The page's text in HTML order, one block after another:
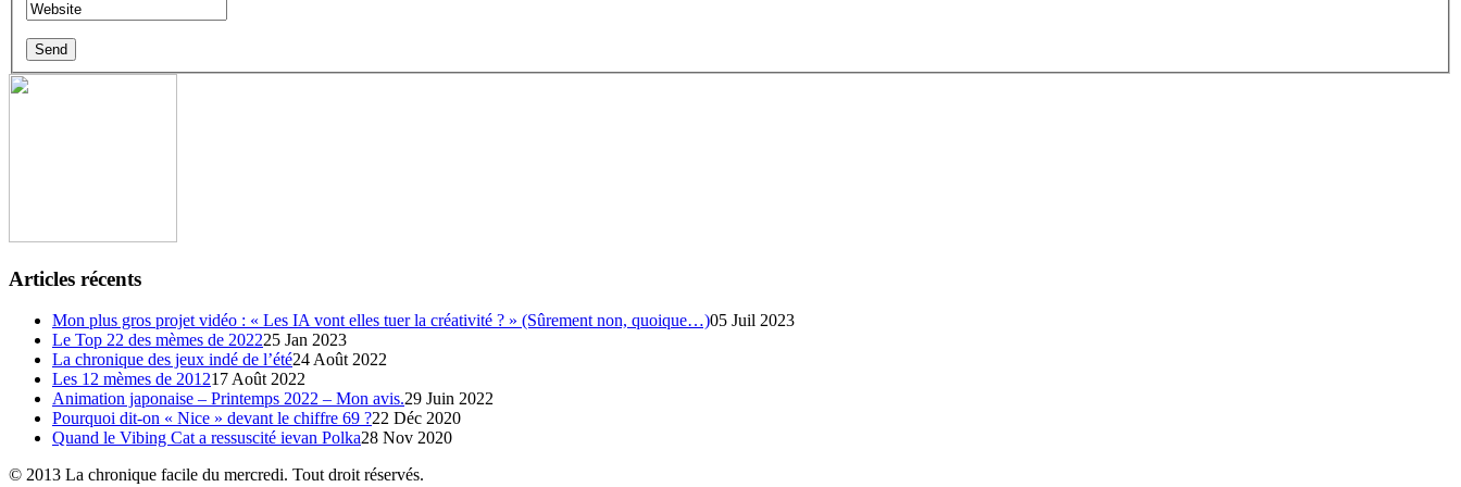
Articles récents
Mon plus gros projet vidéo : « Les IA vont elles tuer la créativité ? » (Sûrement non, quoique…)05 Juil 2023
Le Top 22 des mèmes de 202225 Jan 2023
La chronique des jeux indé de l’été24 Août 2022
Les 12 mèmes de 201217 Août 2022
Animation japonaise – Printemps 2022 – Mon avis.29 Juin 2022
Pourquoi dit-on « Nice » devant le chiffre 69 ?22 Déc 2020
Quand le Vibing Cat a ressuscité ievan Polka28 Nov 2020
© 2013 La chronique facile du mercredi. Tout droit réservés.